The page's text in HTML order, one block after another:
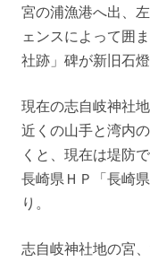
宮の浦漁港へ出、
ェンスによって囲
社跡」碑が新旧石
現在の志自岐神社
近くの山手と湾内
くと、現在は堤防
長崎県ＨＰ「長崎
り。
志自岐神社地の